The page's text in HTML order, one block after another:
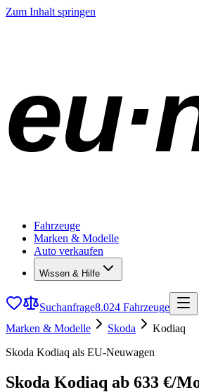
Zum Inhalt springen
Fahrzeuge
Marken & Modelle
Auto verkaufen
Wissen & Hilfe
Suchanfrage8.024 Fahrzeuge
Marken & Modelle
Skoda
Kodiaq
Skoda Kodiaq als EU-Neuwagen
Skoda Kodiaq ab 633 €/